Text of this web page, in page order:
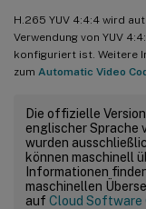
H.265 YUV 4:4:4 wird
Verwendung von YUV
konfiguriert ist. Weitere
zum Automatic Video
Die offizielle
englischer Sprache
wurden
können maschinell
Informationen
maschinellen
auf Cloud Software